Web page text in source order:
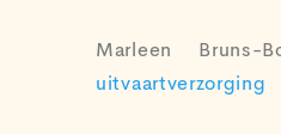
Marleen Bruns-
uitvaartverzorging